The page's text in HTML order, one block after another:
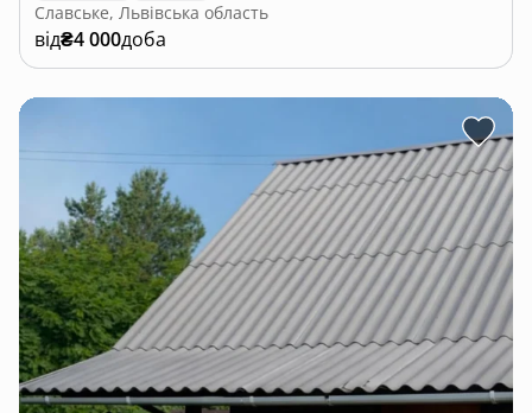
Славське, Львівська область
від₴4 000доба